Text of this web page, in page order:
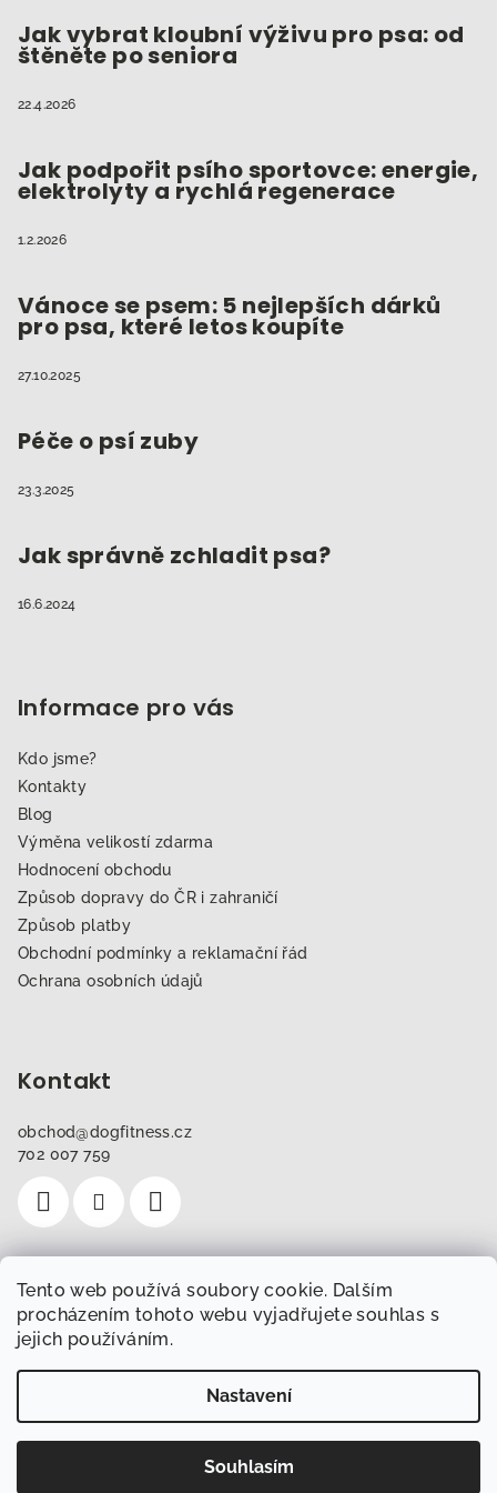
Tento web používá soubory cookie. Dalším
procházením tohoto webu vyjadřujete souhlas s
jejich používáním.
Nastavení
Souhlasím
i
Jak vybrat kloubní výživu pro psa: od
štěněte po seniora
22.4.2026
Jak podpořit psího sportovce: energie,
elektrolyty a rychlá regenerace
1.2.2026
Vánoce se psem: 5 nejlepších dárků
pro psa, které letos koupíte
27.10.2025
Péče o psí zuby
23.3.2025
Jak správně zchladit psa?
16.6.2024
Informace pro vás
Kdo jsme?
Kontakty
Blog
Výměna velikostí zdarma
Hodnocení obchodu
Způsob dopravy do ČR i zahraničí
Způsob platby
Obchodní podmínky a reklamační řád
Ochrana osobních údajů
Kontakt
obchod@dogfitness.cz
702 007 759
Instagram
Sledovat na Instagramu